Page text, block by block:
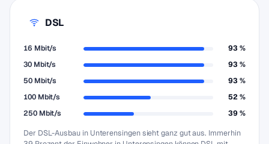
DSL
16 Mbit/s
93 %
30 Mbit/s
93 %
50 Mbit/s
93 %
100 Mbit/s
52 %
250 Mbit/s
39 %
Der DSL-Ausbau in Unterensingen sieht ganz gut aus. Immerhin